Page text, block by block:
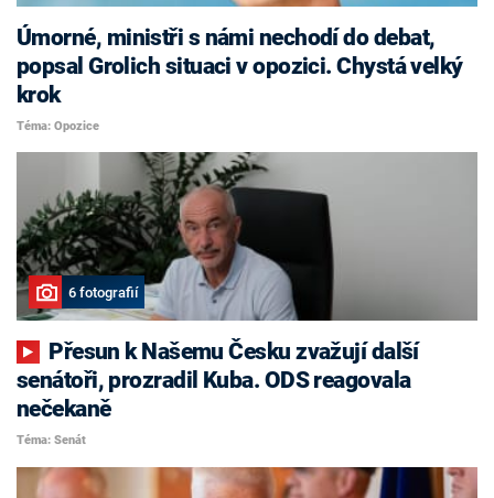
Úmorné, ministři s námi nechodí do debat,
popsal Grolich situaci v opozici. Chystá velký
krok
Téma: Opozice
6 fotografií
senátoři, prozradil Kuba. ODS reagovala
nečekaně
Téma: Senát